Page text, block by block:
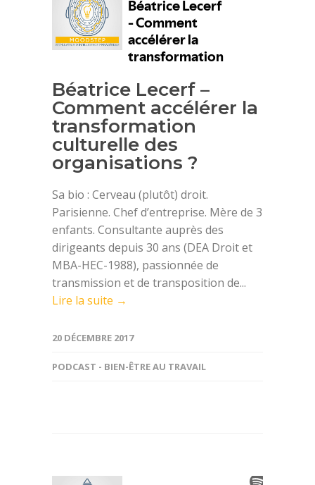
Béatrice Lecerf –
Comment accélérer la
transformation
culturelle des
organisations ?
Sa bio : Cerveau (plutôt) droit.
Parisienne. Chef d’entreprise. Mère de 3
enfants. Consultante auprès des
dirigeants depuis 30 ans (DEA Droit et
MBA-HEC-1988), passionnée de
transmission et de transposition de...
Lire la suite →
20 DÉCEMBRE 2017
PODCAST - BIEN-ÊTRE AU TRAVAIL